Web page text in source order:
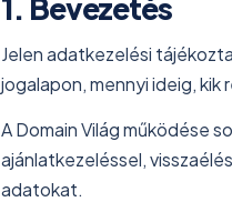
1. Bevezetés
Jelen adatkezelési
jogalapon, mennyi ideig,
A Domain Világ működése
ajánlatkezeléssel,
adatokat.